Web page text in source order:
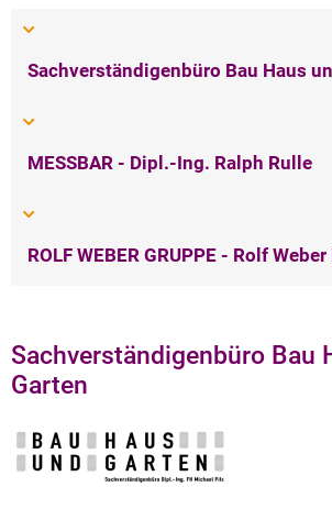
Sachverständigenbüro Bau Haus
MESSBAR - Dipl.-Ing. Ralph Rulle
ROLF WEBER GRUPPE - Rolf Weber
Sachverständigenbüro Bau
Garten